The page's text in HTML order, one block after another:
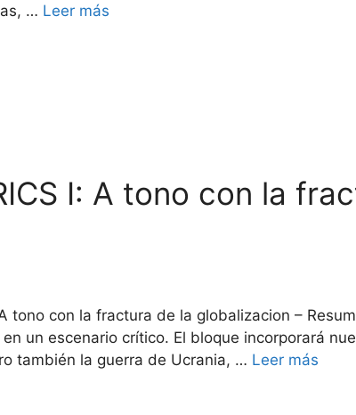
… Leer más
I: A tono con la
tono con la fractura de la globalizacion –
un escenario crítico. El bloque incorporará
también la guerra de Ucrania, … Leer más